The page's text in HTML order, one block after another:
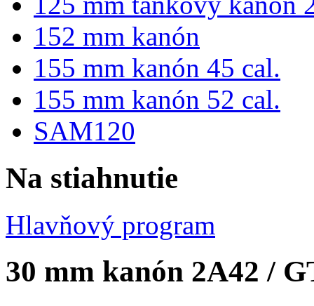
152 mm kanón
155 mm kanón 45 cal.
155 mm kanón 52 cal.
SAM120
Na stiahnutie
Hlavňový program
30 mm kanón 2A42 /